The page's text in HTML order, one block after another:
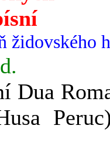
židovského
Dua